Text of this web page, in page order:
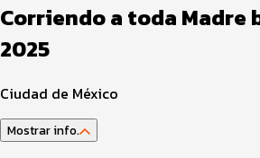
Corriendo a toda Madre
2025
Ciudad de México
Mostrar info.